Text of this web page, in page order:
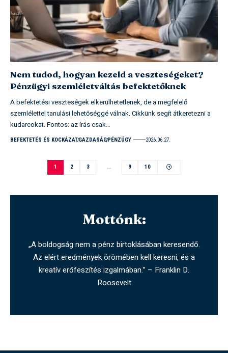
Mottónk:
„A boldogság nem a pénz birtoklásában keresendő.
Az elért eredmények örömében kell keresni, és a
kreatív erőfeszítés izgalmában.” – Franklin D.
Roosevelt
Nem tudod, hogyan kezeld a veszteségeket?
Pénzügyi szemléletváltás befektetőknek
A befektetési veszteségek elkerülhetetlenek, de a megfelelő
szemlélettel tanulási lehetőséggé válnak. Cikkünk segít átkeretezni a
kudarcokat. Fontos: az írás csak…
BEFEKTETÉS ÉS KOCKÁZATGAZDASÁGPÉNZÜGY 2026.06.27.
1 2 3 … 9 10